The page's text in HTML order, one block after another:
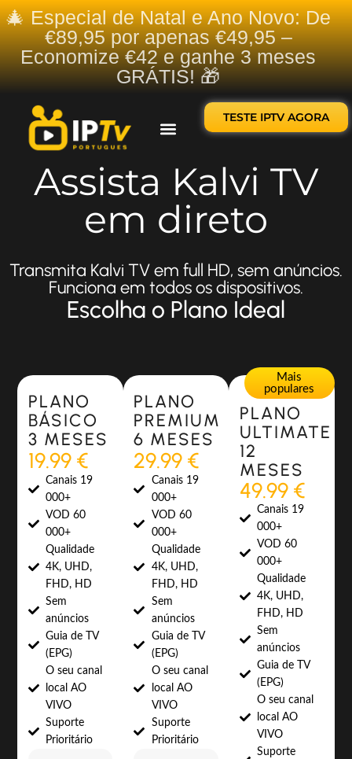
🎄 Especial de Natal e Ano Novo: De
€89,95 por apenas €49,95 –
Economize €42 e ganhe 3 meses
GRÁTIS! 🎁
TESTE IPTV AGORA
Assista Kalvi TV
em direto
Transmita Kalvi TV em full HD, sem anúncios.
Funciona em todos os dispositivos.
Escolha o Plano Ideal
Most Popular
PLANO
BÁSICO
3 MESES
19.99 €
Canais 19
000+
VOD 60
000+
Qualidade
4K, UHD,
FHD, HD
Sem
anúncios
Guia de TV
(EPG)
O seu canal
local AO
VIVO
Suporte
Prioritário
Most Popular
PLANO
PREMIUM
6 MESES
29.99 €
Canais 19
000+
VOD 60
000+
Qualidade
4K, UHD,
FHD, HD
Sem
anúncios
Guia de TV
(EPG)
O seu canal
local AO
VIVO
Suporte
Prioritário
Mais
populares
PLANO
ULTIMATE
12
MESES
49.99 €
Canais 19
000+
VOD 60
000+
Qualidade
4K, UHD,
FHD, HD
Sem
anúncios
Guia de TV
(EPG)
O seu canal
local AO
VIVO
Suporte